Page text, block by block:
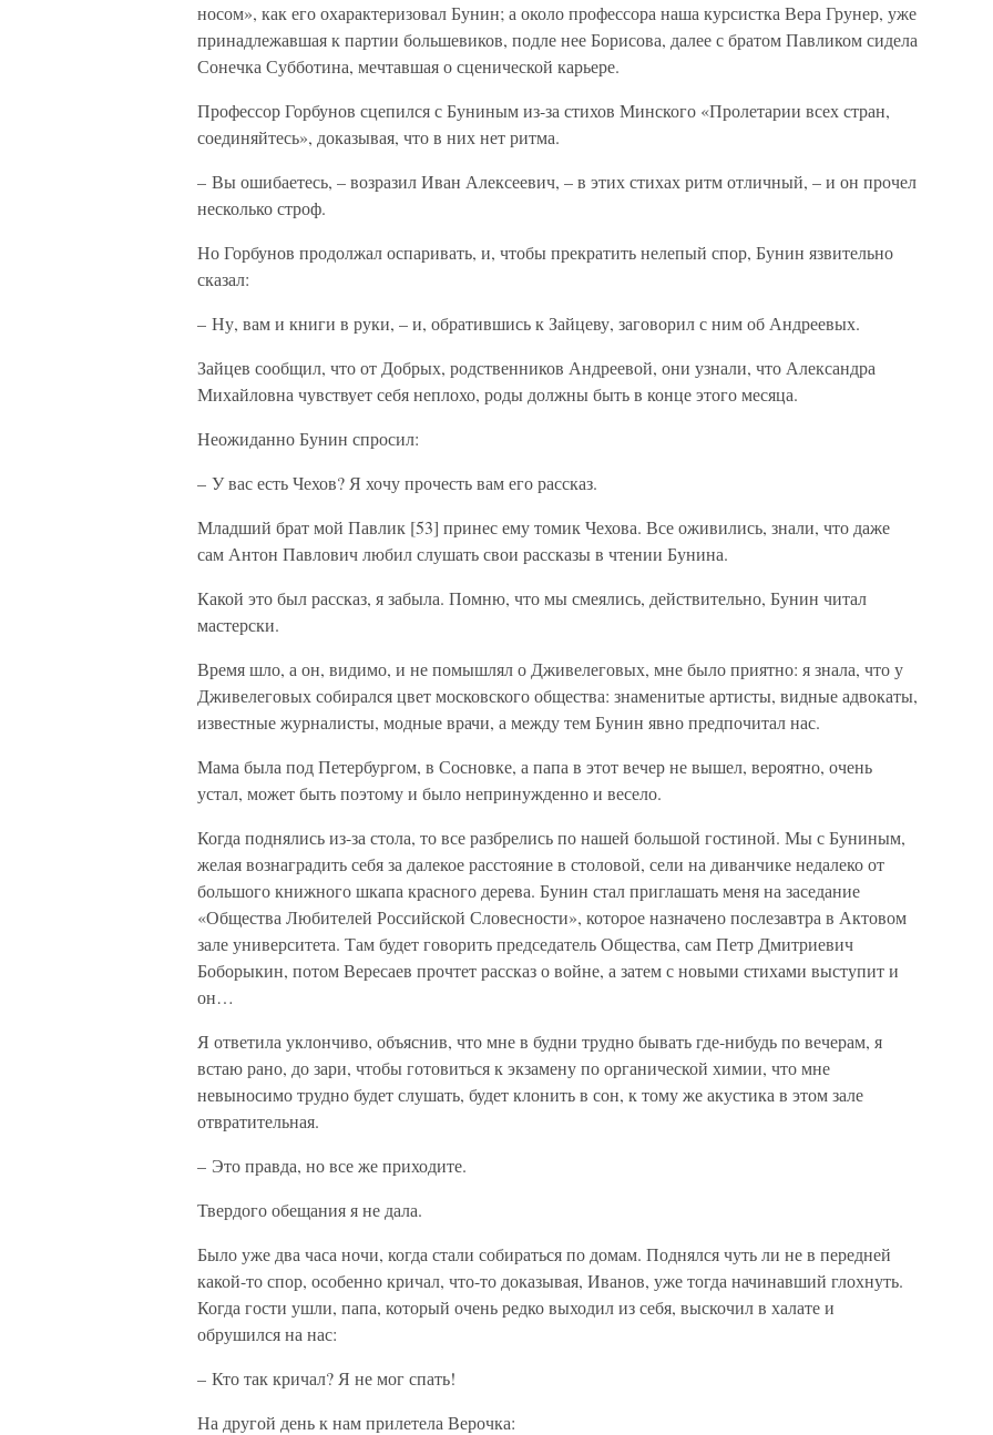
носом», как его охарактеризовал Бунин; а около профессора наша курсистка Вера Грунер, уже
принадлежавшая к партии большевиков, подле нее Борисова, далее с братом Павликом сидела
Сонечка Субботина, мечтавшая о сценической карьере.
Профессор Горбунов сцепился с Буниным из-за стихов Минского «Пролетарии всех стран,
соединяйтесь», доказывая, что в них нет ритма.
– Вы ошибаетесь, – возразил Иван Алексеевич, – в этих стихах ритм отличный, – и он прочел
несколько строф.
Но Горбунов продолжал оспаривать, и, чтобы прекратить нелепый спор, Бунин язвительно
сказал:
– Ну, вам и книги в руки, – и, обратившись к Зайцеву, заговорил с ним об Андреевых.
Зайцев сообщил, что от Добрых, родственников Андреевой, они узнали, что Александра
Михайловна чувствует себя неплохо, роды должны быть в конце этого месяца.
Неожиданно Бунин спросил:
– У вас есть Чехов? Я хочу прочесть вам его рассказ.
Младший брат мой Павлик [53] принес ему томик Чехова. Все оживились, знали, что даже
сам Антон Павлович любил слушать свои рассказы в чтении Бунина.
Какой это был рассказ, я забыла. Помню, что мы смеялись, действительно, Бунин читал
мастерски.
Время шло, а он, видимо, и не помышлял о Дживелеговых, мне было приятно: я знала, что у
Дживелеговых собирался цвет московского общества: знаменитые артисты, видные адвокаты,
известные журналисты, модные врачи, а между тем Бунин явно предпочитал нас.
Мама была под Петербургом, в Сосновке, а папа в этот вечер не вышел, вероятно, очень
устал, может быть поэтому и было непринужденно и весело.
Когда поднялись из-за стола, то все разбрелись по нашей большой гостиной. Мы с Буниным,
желая вознаградить себя за далекое расстояние в столовой, сели на диванчике недалеко от
большого книжного шкапа красного дерева. Бунин стал приглашать меня на заседание
«Общества Любителей Российской Словесности», которое назначено послезавтра в Актовом
зале университета. Там будет говорить председатель Общества, сам Петр Дмитриевич
Боборыкин, потом Вересаев прочтет рассказ о войне, а затем с новыми стихами выступит и
он…
Я ответила уклончиво, объяснив, что мне в будни трудно бывать где-нибудь по вечерам, я
встаю рано, до зари, чтобы готовиться к экзамену по органической химии, что мне
невыносимо трудно будет слушать, будет клонить в сон, к тому же акустика в этом зале
отвратительная.
– Это правда, но все же приходите.
Твердого обещания я не дала.
Было уже два часа ночи, когда стали собираться по домам. Поднялся чуть ли не в передней
какой-то спор, особенно кричал, что-то доказывая, Иванов, уже тогда начинавший глохнуть.
Когда гости ушли, папа, который очень редко выходил из себя, выскочил в халате и
обрушился на нас:
– Кто так кричал? Я не мог спать!
На другой день к нам прилетела Верочка: